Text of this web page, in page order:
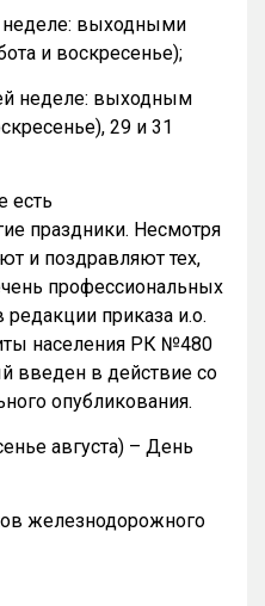
неделе: выходными
и воскресенье);
неделе: выходным
29 и 31
есть
праздники. Несмотря
и поздравляют тех,
профессиональных
редакции приказа и.о.
населения РК №480
введен в действие со
опубликования.
августа) – День
железнодорожного